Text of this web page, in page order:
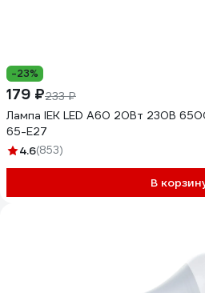
-23%
179 ₽233 ₽
Лампа IEK LED A60 20Вт 230В
65-E27
4.6(853)
В